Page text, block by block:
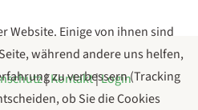
|Kontakt|Login
Website. Einige von ihnen sind
während andere uns helfen,
zu verbessern (Tracking
ob Sie die Cookies